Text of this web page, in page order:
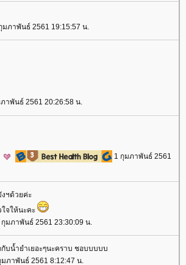
มภาพันธ์ 2561 19:15:57 น.
าพันธ์ 2561 20:26:58 น.
1 กุมภาพันธ์ 2561
ฯด้วยค่ะ
จให้นะคะ
กุมภาพันธ์ 2561 23:30:09 น.
บน้ำยำเยอะๆนะคราบ ชอบบบบบ
มภาพันธ์ 2561 8:12:47 น.